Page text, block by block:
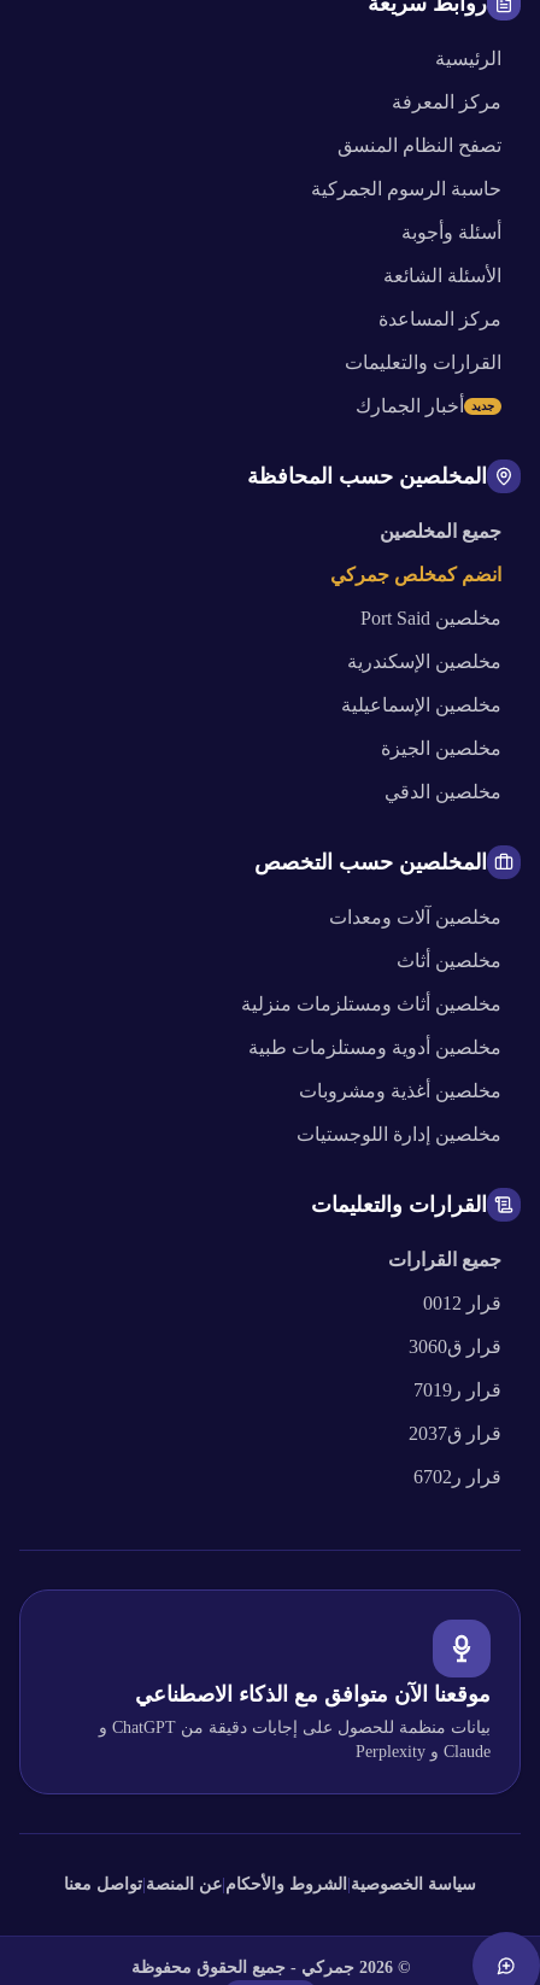
الرئيسية
مركز المعرفة
تصفح النظام المنسق
حاسبة الرسوم الجمركية
أسئلة وأجوبة
الأسئلة الشائعة
مركز المساعدة
القرارات والتعليمات
أخبار الجمارك جديد
المخلصين حسب المحافظة
جميع المخلصين
انضم كمخلص جمركي
مخلصين Port Said
مخلصين الإسكندرية
مخلصين الإسماعيلية
مخلصين الجيزة
مخلصين الدقي
المخلصين حسب التخصص
مخلصين آلات ومعدات
مخلصين أثاث
مخلصين أثاث ومستلزمات منزلية
مخلصين أدوية ومستلزمات طبية
مخلصين أغذية ومشروبات
مخلصين إدارة اللوجستيات
القرارات والتعليمات
جميع القرارات
قرار 0012
قرار ق3060
قرار ر7019
قرار ق2037
قرار ر6702
موقعنا الآن متوافق مع الذكاء الاصطناعي
بيانات منظمة للحصول على إجابات دقيقة من ChatGPT و
Claude و Perplexity
سياسة الخصوصية الشروط والأحكام عن المنصة تواصل معنا
©
2026 جمركي - جميع الحقوق محفوظة